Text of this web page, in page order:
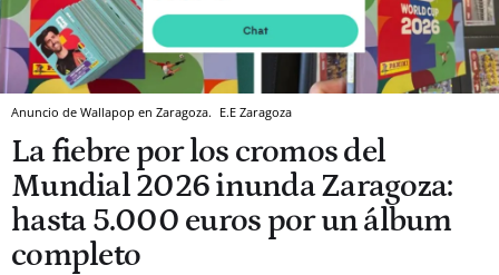
Anuncio de Wallapop en Zaragoza. E.E Zaragoza
La fiebre por los cromos del
Mundial 2026 inunda Zaragoza:
hasta 5.000 euros por un álbum
completo